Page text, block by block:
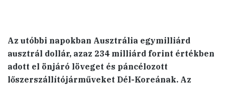
Az utóbbi napokban Ausztrália egymilliárd
ausztrál dollár, azaz 234 milliárd forint értékben
adott el önjáró löveget és páncélozott
lőszerszállítójárműveket Dél-Koreának. Az